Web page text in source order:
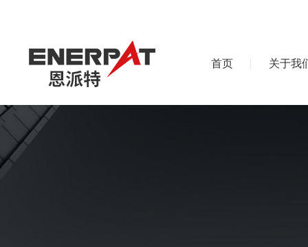
首页 关于我